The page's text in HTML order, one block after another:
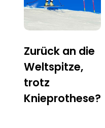
Zurück an die
Weltspitze,
trotz
Knieprothese?